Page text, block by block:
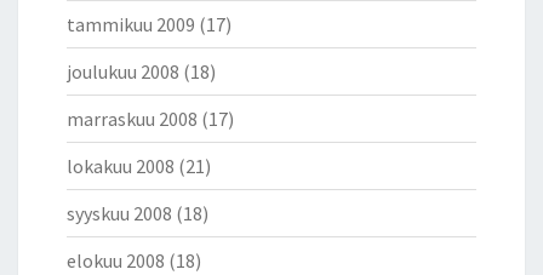
tammikuu 2009 (17)
joulukuu 2008 (18)
marraskuu 2008 (17)
lokakuu 2008 (21)
syyskuu 2008 (18)
elokuu 2008 (18)